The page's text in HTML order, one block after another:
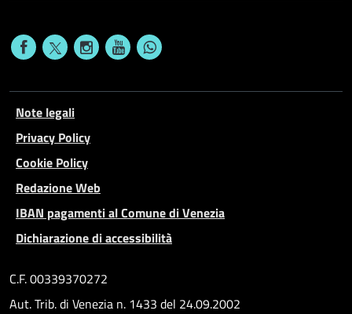
Note legali
Privacy Policy
Cookie Policy
Redazione Web
IBAN pagamenti al Comune di Venezia
Dichiarazione di accessibilità
C.F. 00339370272
Aut. Trib. di Venezia n. 1433 del 24.09.2002